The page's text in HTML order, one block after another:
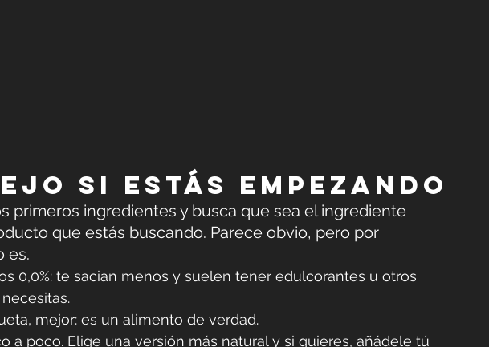
si estás empezando
primeros ingredientes y busca que sea el ingrediente
que estás buscando. Parece obvio, pero por
es.
0,0%: te sacian menos y suelen tener edulcorantes u otros
mejor: es un alimento de verdad.
a poco. Elige una versión más natural y si quieres, añádele tú